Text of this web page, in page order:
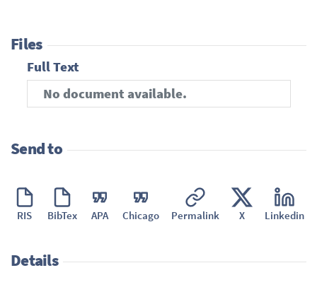
Files
Full Text
No document available.
Send to
RIS BibTex APA Chicago Permalink X Linkedin
Details